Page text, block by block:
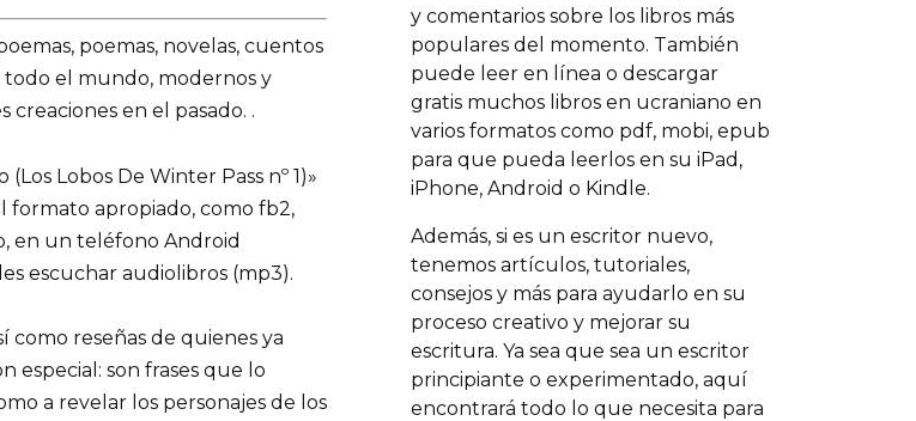
poemas, novelas, cuentos
todo el mundo, modernos y
en el pasado. .
Lobos De Winter Pass nº 1)»
formato apropiado, como fb2,
en un teléfono Android
escuchar audiolibros (mp3).
como reseñas de quienes ya
especial: son frases que lo
a revelar los personajes de los
y comentarios sobre los libros más
populares del momento. También
puede leer en línea o descargar
gratis muchos libros en ucraniano en
varios formatos como pdf, mobi, epub
para que pueda leerlos en su iPad,
iPhone, Android o Kindle.
Además, si es un escritor nuevo,
tenemos artículos, tutoriales,
consejos y más para ayudarlo en su
proceso creativo y mejorar su
escritura. Ya sea que sea un escritor
principiante o experimentado, aquí
encontrará todo lo que necesita para